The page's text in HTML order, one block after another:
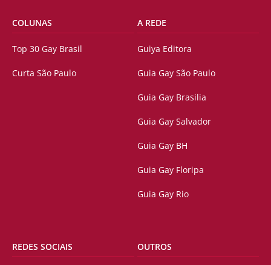
COLUNAS
Top 30 Gay Brasil
Curta São Paulo
A REDE
Guiya Editora
Guia Gay São Paulo
Guia Gay Brasilia
Guia Gay Salvador
Guia Gay BH
Guia Gay Floripa
Guia Gay Rio
REDES SOCIAIS OUTROS